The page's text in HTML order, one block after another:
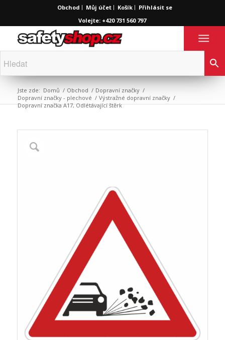
Obchod Můj účet Košík
Přihlásit se
Volejte: +420 731 560 797
Jste zde: Domů / Obchod / Dopravní značky /
Dopravní značky - plechové / Výstražné dopravní značky /
Dopravní značka A17, Odlétávající štěrk